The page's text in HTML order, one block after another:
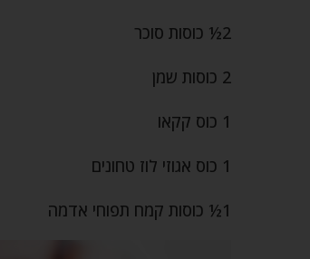
2½ כוסות סוכר
2 כוסות שמן
1 כוס קקאו
1 כוס אגוזי לוז טחונים
1½ כוסות קמח תפוחי אדמה